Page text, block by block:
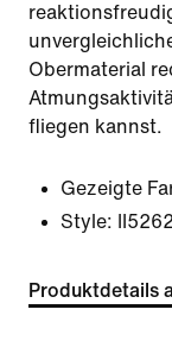
Obermaterial
fliegen kannst.
Gezeigte
Style:
Produktdetails